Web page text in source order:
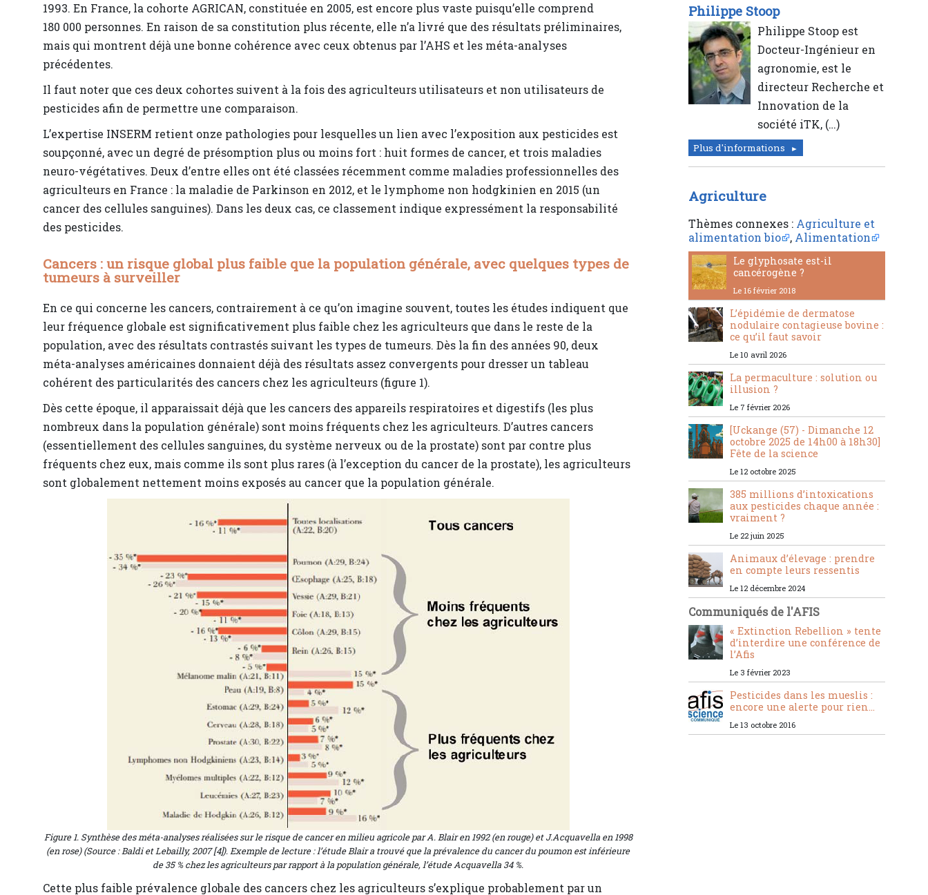
1993. En France, la cohorte AGRICAN, constituée en 2005, est encore plus vaste puisqu’elle comprend
180 000 personnes. En raison de sa constitution plus récente, elle n’a livré que des résultats préliminaires,
mais qui montrent déjà une bonne cohérence avec ceux obtenus par l’AHS et les méta-analyses
précédentes.
Il faut noter que ces deux cohortes suivent à la fois des agriculteurs utilisateurs et non utilisateurs de
pesticides afin de permettre une comparaison.
L’expertise INSERM retient onze pathologies pour lesquelles un lien avec l’exposition aux pesticides est
soupçonné, avec un degré de présomption plus ou moins fort : huit formes de cancer, et trois maladies
neuro-végétatives. Deux d’entre elles ont été classées récemment comme maladies professionnelles des
agriculteurs en France : la maladie de Parkinson en 2012, et le lymphome non hodgkinien en 2015 (un
cancer des cellules sanguines). Dans les deux cas, ce classement indique expressément la responsabilité
des pesticides.
Cancers : un risque global plus faible que la population générale, avec quelques types de
tumeurs à surveiller
En ce qui concerne les cancers, contrairement à ce qu’on imagine souvent, toutes les études indiquent que
leur fréquence globale est significativement plus faible chez les agriculteurs que dans le reste de la
population, avec des résultats contrastés suivant les types de tumeurs. Dès la fin des années 90, deux
méta-analyses américaines donnaient déjà des résultats assez convergents pour dresser un tableau
cohérent des particularités des cancers chez les agriculteurs (figure 1).
Dès cette époque, il apparaissait déjà que les cancers des appareils respiratoires et digestifs (les plus
nombreux dans la population générale) sont moins fréquents chez les agriculteurs. D’autres cancers
(essentiellement des cellules sanguines, du système nerveux ou de la prostate) sont par contre plus
fréquents chez eux, mais comme ils sont plus rares (à l’exception du cancer de la prostate), les agriculteurs
sont globalement nettement moins exposés au cancer que la population générale.
Figure 1. Synthèse des méta-analyses réalisées sur le risque de cancer en milieu agricole par A. Blair en 1992 (en rouge) et J.Acquavella en 1998
(en rose) (Source : Baldi et Lebailly, 2007 [4]). Exemple de lecture : l’étude Blair a trouvé que la prévalence du cancer du poumon est inférieure
de 35 % chez les agriculteurs par rapport à la population générale, l’étude Acquavella 34 %.
Cette plus faible prévalence globale des cancers chez les agriculteurs s’explique probablement par un
Philippe Stoop
Philippe Stoop est
Docteur-Ingénieur en
agronomie, est le
directeur Recherche et
Innovation de la
société iTK, (…)
Plus d'informations
Agriculture
Thèmes connexes : Agriculture et
alimentation bio
, Alimentation
Le glyphosate est-il
cancérogène ?
Le 16 février 2018
L’épidémie de dermatose
nodulaire contagieuse bovine :
ce qu’il faut savoir
Le 10 avril 2026
La permaculture : solution ou
illusion ?
Le 7 février 2026
[Uckange (57) - Dimanche 12
octobre 2025 de 14h00 à 18h30]
Fête de la science
Le 12 octobre 2025
385 millions d’intoxications
aux pesticides chaque année :
vraiment ?
Le 22 juin 2025
Animaux d’élevage : prendre
en compte leurs ressentis
Le 12 décembre 2024
Communiqués de l'AFIS
« Extinction Rebellion » tente
d’interdire une conférence de
l’Afis
Le 3 février 2023
Pesticides dans les mueslis :
encore une alerte pour rien...
Le 13 octobre 2016